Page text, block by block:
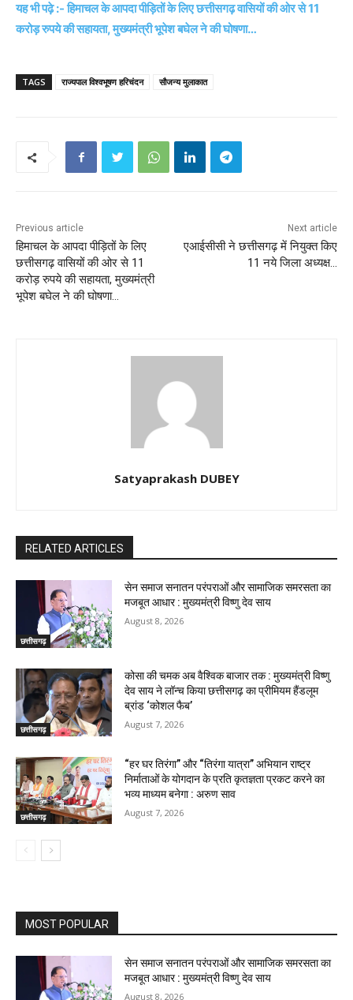
यह भी पढ़े :- हिमाचल के आपदा पीड़ितों के लिए छत्तीसगढ़ वासियों की ओर से 11
करोड़ रुपये की सहायता, मुख्यमंत्री भूपेश बघेल ने की घोषणा…
TAGS राज्यपाल विश्वभूषण हरिचंदन सौजन्य मुलाकात
Previous article
हिमाचल के आपदा पीड़ितों के लिए
छत्तीसगढ़ वासियों की ओर से 11
करोड़ रुपये की सहायता, मुख्यमंत्री
भूपेश बघेल ने की घोषणा…
Next article
एआईसीसी ने छत्तीसगढ़ में नियुक्त किए
11 नये जिला अध्यक्ष…
Satyaprakash DUBEY
RELATED ARTICLES
छत्तीसगढ़
सेन समाज सनातन परंपराओं और सामाजिक समरसता का
मजबूत आधार : मुख्यमंत्री विष्णु देव साय
August 8, 2026
छत्तीसगढ़
कोसा की चमक अब वैश्विक बाजार तक : मुख्यमंत्री विष्णु
देव साय ने लॉन्च किया छत्तीसगढ़ का प्रीमियम हैंडलूम
ब्रांड ‘कोशल फैब’
August 7, 2026
छत्तीसगढ़
“हर घर तिरंगा” और “तिरंगा यात्रा” अभियान राष्ट्र
निर्माताओं के योगदान के प्रति कृतज्ञता प्रकट करने का
भव्य माध्यम बनेगा : अरुण साव
August 7, 2026
MOST POPULAR
सेन समाज सनातन परंपराओं और सामाजिक समरसता का
मजबूत आधार : मुख्यमंत्री विष्णु देव साय
August 8, 2026